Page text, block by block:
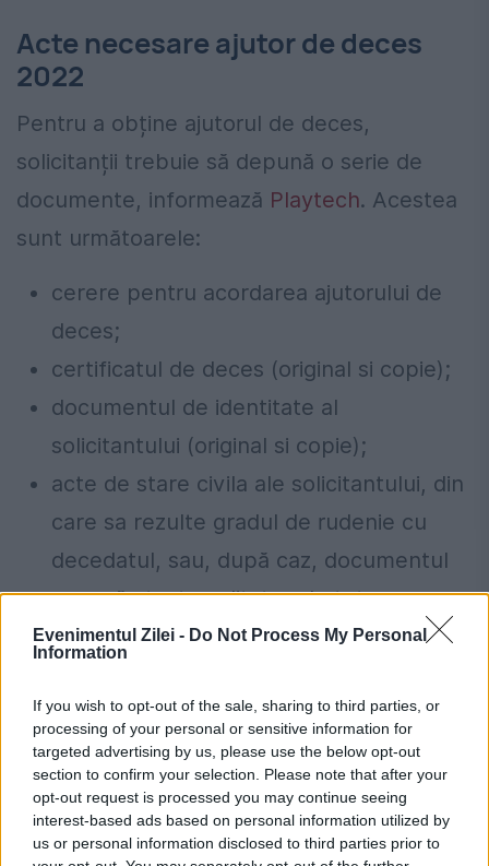
Evenimentul Zilei - Do Not Process My Personal
Information
If you wish to opt-out of the sale, sharing to third parties, or
processing of your personal or sensitive information for
targeted advertising by us, please use the below opt-out
section to confirm your selection. Please note that after your
opt-out request is processed you may continue seeing
interest-based ads based on personal information utilized by
us or personal information disclosed to third parties prior to
Acte necesare ajutor de deces
2022
Pentru a obține ajutorul de deces,
solicitanții trebuie să depună o serie de
documente, informează Playtech. Acestea
sunt următoarele:
cerere pentru acordarea ajutorului de
deces;
certificatul de deces (original si copie);
documentul de identitate al
solicitantului (original si copie);
acte de stare civila ale solicitantului, din
care sa rezulte gradul de rudenie cu
decedatul, sau, după caz, documentul
care să ateste calitatea de tutore,
curator, mandatar (original si copie);
cheltuielile ocazionate de deces (original
si copie);
act medical emis sau vizat de medicul
expert al asigurărilor sociale, prin care